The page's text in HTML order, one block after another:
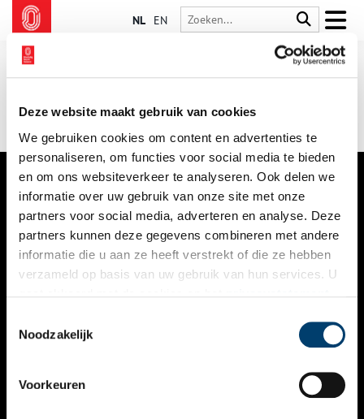
Deze website maakt gebruik van cookies
We gebruiken cookies om content en advertenties te
personaliseren, om functies voor social media te bieden
en om ons websiteverkeer te analyseren. Ook delen we
informatie over uw gebruik van onze site met onze
partners voor social media, adverteren en analyse. Deze
partners kunnen deze gegevens combineren met andere
informatie die u aan ze heeft verstrekt of die ze hebben
verzameld op basis van uw gebruik van hun services. U
Noodzakelijk
Voorkeuren
NL EN
VERHALEN
NIEUWS
KALENDER
ACTIVITEITEN